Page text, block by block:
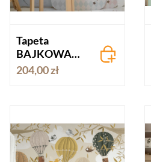
Tapeta
BAJKOWA
BALONY I
LATAWCE
204,00 zł